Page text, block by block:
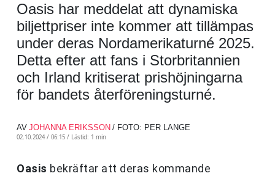
Oasis har meddelat att dynamiska
biljettpriser inte kommer att tillämpas
under deras Nordamerikaturné 2025.
Detta efter att fans i Storbritannien
och Irland kritiserat prishöjningarna
för bandets återföreningsturné.
AV JOHANNA ERIKSSON / FOTO: PER LANGE
02.10.2024 / 06:15 / Lästid: 1 min
Oasis bekräftar att deras kommande